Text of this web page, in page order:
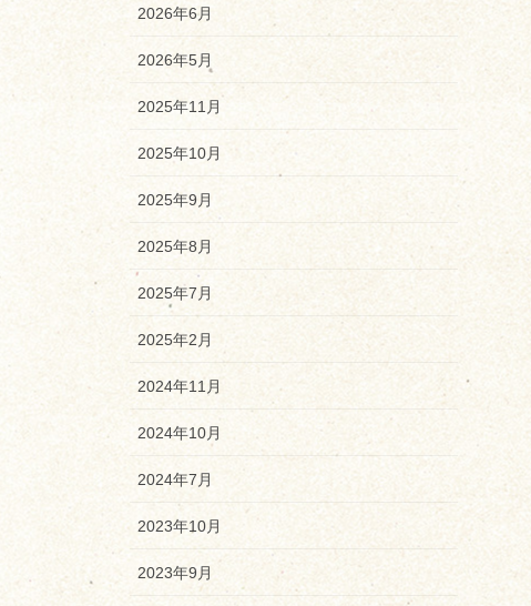
2026年6月
2026年5月
2025年11月
2025年10月
2025年9月
2025年8月
2025年7月
2025年2月
2024年11月
2024年10月
2024年7月
2023年10月
2023年9月